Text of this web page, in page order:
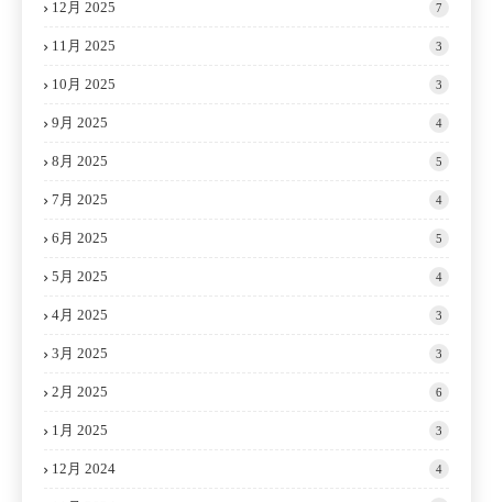
12月 2025 7
11月 2025 3
10月 2025 3
9月 2025 4
8月 2025 5
7月 2025 4
6月 2025 5
5月 2025 4
4月 2025 3
3月 2025 3
2月 2025 6
1月 2025 3
12月 2024 4